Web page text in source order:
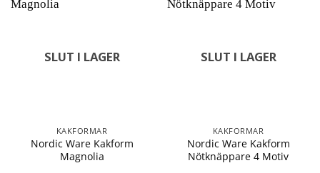
SLUT I LAGER
KAKFORMAR
Nordic Ware Kakform
Magnolia
SLUT I LAGER
KAKFORMAR
Nordic Ware Kakform
Nötknäppare 4 Motiv